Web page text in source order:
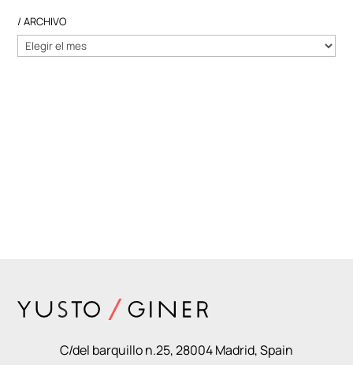
/ ARCHIVO
C/del barquillo n.25, 28004 Madrid, Spain